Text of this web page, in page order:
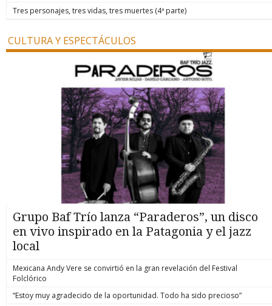
Tres personajes, tres vidas, tres muertes (4ª parte)
CULTURA Y ESPECTÁCULOS
Grupo Baf Trío lanza “Paraderos”, un disco
en vivo inspirado en la Patagonia y el jazz
local
Mexicana Andy Vere se convirtió en la gran revelación del Festival
Folclórico
“Estoy muy agradecido de la oportunidad. Todo ha sido precioso”